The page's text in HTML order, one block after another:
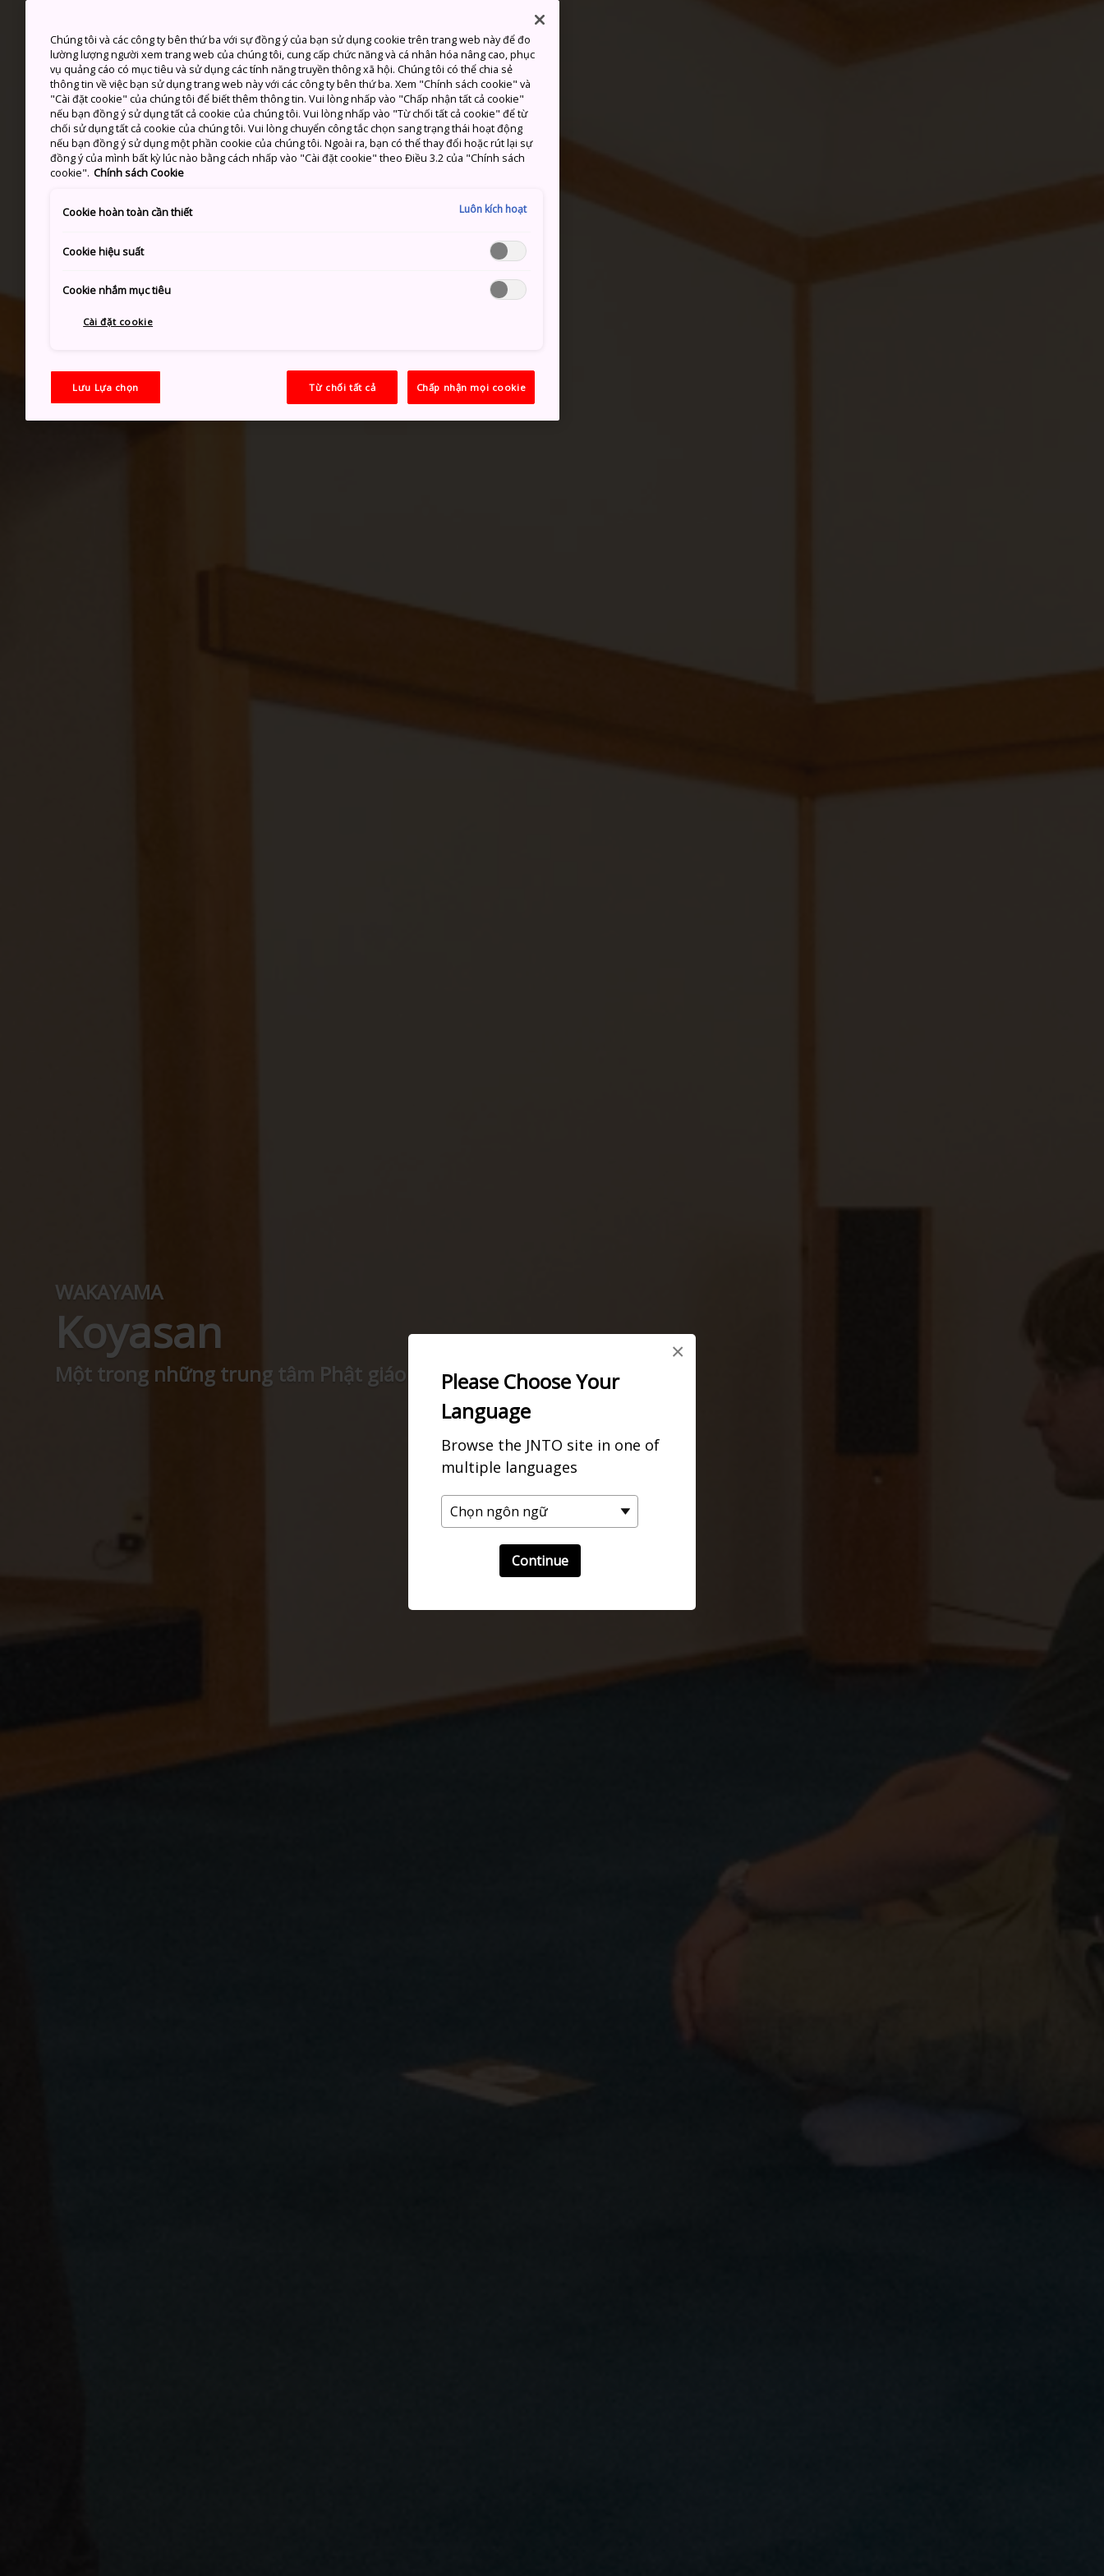
Please Choose Your
Language
Browse the JNTO site in one of
multiple languages
Continue
×
WAKAYAMA
Koyasan
Một trong những trung tâm Phật giáo uy nghi và lớn nhất ở Nhật Bản
Chúng tôi và các công ty bên thứ ba với sự đồng ý của bạn sử dụng cookie trên trang web này để đo
lường lượng người xem trang web của chúng tôi, cung cấp chức năng và cá nhân hóa nâng cao, phục
vụ quảng cáo có mục tiêu và sử dụng các tính năng truyền thông xã hội. Chúng tôi có thể chia sẻ
thông tin về việc bạn sử dụng trang web này với các công ty bên thứ ba. Xem "Chính sách cookie" và
"Cài đặt cookie" của chúng tôi để biết thêm thông tin. Vui lòng nhấp vào "Chấp nhận tất cả cookie"
nếu bạn đồng ý sử dụng tất cả cookie của chúng tôi. Vui lòng nhấp vào "Từ chối tất cả cookie" để từ
chối sử dụng tất cả cookie của chúng tôi. Vui lòng chuyển công tắc chọn sang trạng thái hoạt động
nếu bạn đồng ý sử dụng một phần cookie của chúng tôi. Ngoài ra, bạn có thể thay đổi hoặc rút lại sự
đồng ý của mình bất kỳ lúc nào bằng cách nhấp vào "Cài đặt cookie" theo Điều 3.2 của "Chính sách
cookie". Chính sách Cookie
Cookie hoàn toàn cần thiết Luôn kích hoạt
Cookie hiệu suất
Cookie nhắm mục tiêu
Cài đặt cookie
Lưu Lựa chọn Từ chối tất cả Chấp nhận mọi cookie